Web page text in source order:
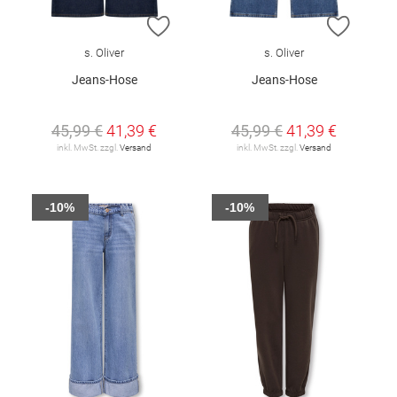
ZUR WUNSCHLISTE HINZUFÜGEN
s. Oliver
Jeans-Hose
45,99 €41,39 €
inkl. MwSt. zzgl.Versand
ZUR
s. Oliver
Jeans-Hose
45,99 €41,39 €
inkl. MwSt. zzgl.Versand
-10% -10%